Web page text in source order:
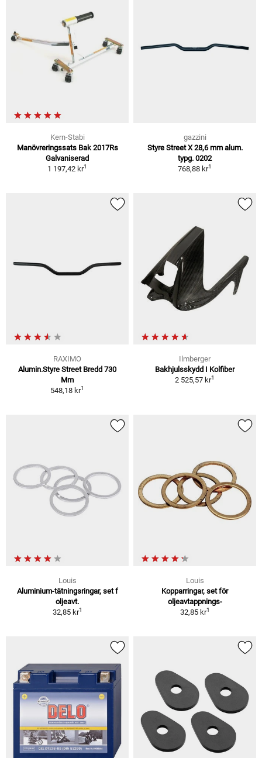
Kern-Stabi
Manövreringssats Bak 2017Rs
Galvaniserad
1 197,42 kr1
gazzini
Styre Street X 28,6 mm alum.
typg. 0202
768,88 kr1
RAXIMO
Alumin.Styre Street Bredd 730
Mm
548,18 kr1
Ilmberger
Bakhjulsskydd I Kolfiber
2 525,57 kr1
Louis
Aluminium-tätningsringar, set f
oljeavt.
32,85 kr1
Louis
Kopparringar, set för
oljeavtappnings-
32,85 kr1